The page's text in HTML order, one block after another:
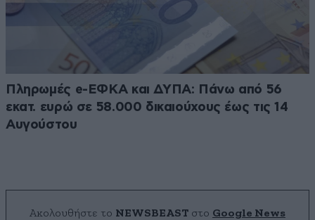
Πληρωμές e-ΕΦΚΑ και ΔΥΠΑ: Πάνω από 56
εκατ. ευρώ σε 58.000 δικαιούχους έως τις 14
Αυγούστου
Ακολουθήστε το NEWSBEAST στο Google News